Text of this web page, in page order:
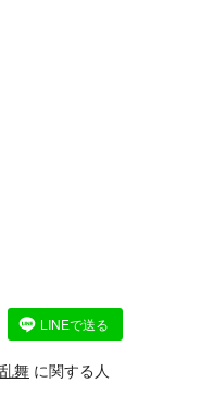
LINEで送る
舞 に関する人